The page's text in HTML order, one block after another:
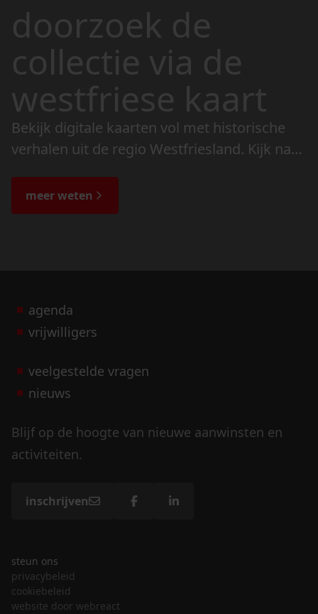
doorzoek de
collectie via de
westfriese kaart
Bekijk digitale kaarten vol met historische
verhalen uit de regio Westfriesland. Kijk naar
de bijzondere verhalen.
meer weten
agenda
vrijwilligers
veelgestelde vragen
nieuws
Blijf op de hoogte van nieuwe aanwinsten en
activiteiten.
inschrijven
steun ons
privacybeleid
cookiebeleid
website door webreact